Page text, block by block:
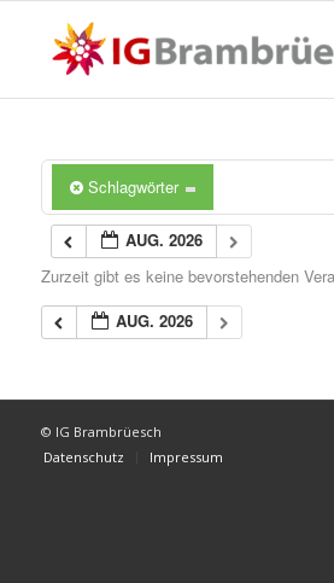
Schlagwörter
AUG. 2026
Zurzeit gibt es keine bevorstehenden
AUG. 2026
© IG Brambrüesch
Datenschutz
Impressum